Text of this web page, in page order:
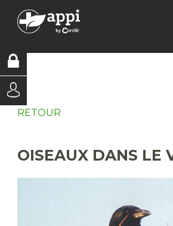
RETOUR
OISEAUX DANS LE